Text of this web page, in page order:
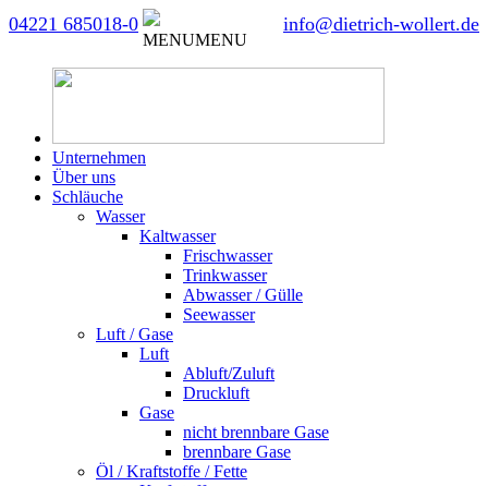
04221 685018-0 info@dietrich-wollert.de
MENUMENU
Unternehmen
Über uns
Schläuche
Wasser
Kaltwasser
Frischwasser
Trinkwasser
Abwasser / Gülle
Seewasser
Luft / Gase
Luft
Abluft/Zuluft
Druckluft
Gase
nicht brennbare Gase
brennbare Gase
Öl / Kraftstoffe / Fette